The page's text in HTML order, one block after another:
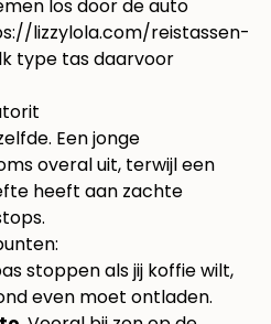
los door de auto
lizzylola.com/reistassen-
type tas daarvoor
Een jonge
overal uit, terwijl een
heeft aan zachte
stoppen als jij koffie wilt,
even moet ontladen.